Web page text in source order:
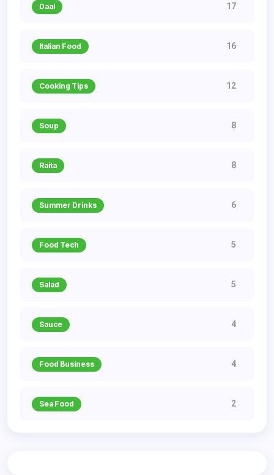
Daal 17
Italian Food 16
Cooking Tips 12
Soup 8
Raita 8
Summer Drinks 6
Food Tech 5
Salad 5
Sauce 4
Food Business 4
Sea Food 2